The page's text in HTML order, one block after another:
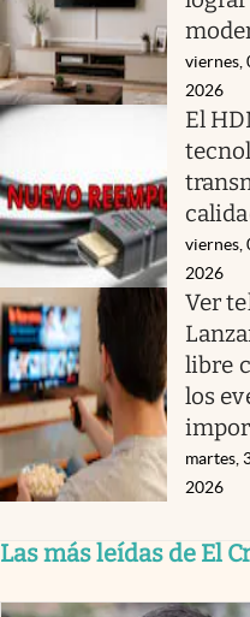
viernes,
2026
El
viernes,
2026
Ver
libre
los
martes,
2026
Las más leídas de El